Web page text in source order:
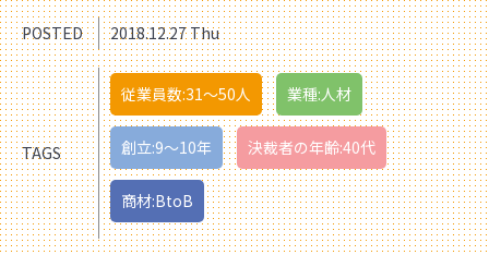
POSTED 2018.12.27 Thu
TAGS
従業員数:31〜50人 業種:人材
創立:9〜10年 決裁者の年齢:40代
商材:BtoB